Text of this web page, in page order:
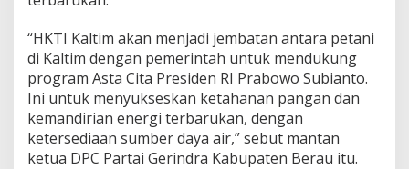
“HKTI Kaltim akan menjadi jembatan antara petani
di Kaltim dengan pemerintah untuk mendukung
program Asta Cita Presiden RI Prabowo Subianto.
Ini untuk menyukseskan ketahanan pangan dan
kemandirian energi terbarukan, dengan
ketersediaan sumber daya air,” sebut mantan
ketua DPC Partai Gerindra Kabupaten Berau itu.